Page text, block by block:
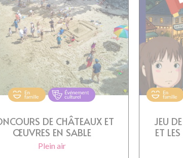
DE CHÂTEAUX ET
ŒUVRES EN SABLE
Plein air
JEU
ET